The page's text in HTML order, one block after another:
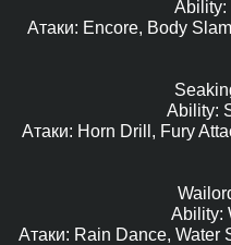
Ability:
Атаки: Encore, Body
Ability:
Атаки: Horn Drill, Fury
Ability:
Атаки: Rain Dance, Water